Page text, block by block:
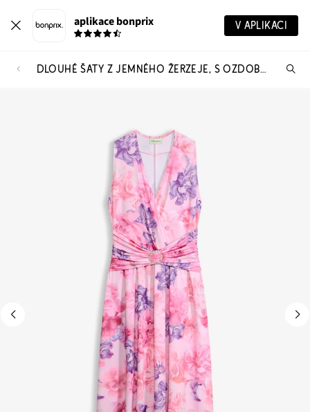
aplikace bonprix V APLIKACI
DLOUHÉ ŠATY Z JEMNÉHO ŽERZEJE, S OZDOBNÝM DOPLŇKEM